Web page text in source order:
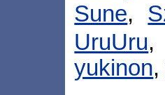
Sune,
UruUru,
yukinon,